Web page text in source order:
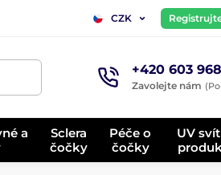
CZK
+420 603
Zavolejte nám
a
Sclera
čočky
Péče o
čočky
UV